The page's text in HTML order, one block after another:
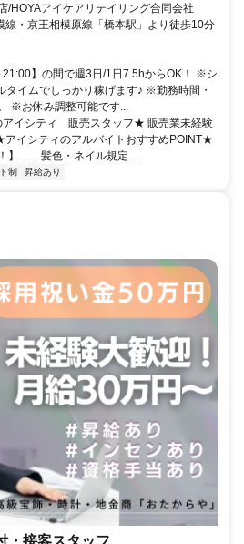
ム／正社員登用あり／20代30代40代中心
昇給あり（年2回）
HOYAアイケアリテイリング合同会社
・相模線・京王相模原線「橋本駅」より徒歩10分
】の間で週3日/1日7.5hからOK！ ※シ
イムでしっかり稼げます♪ ※勤務時間・
※お休み調整可能です...
イシティ 販売スタッフ★ 販売業未経験
イシティのアルバイトおすすめPOINT★
.......髪色・ネイル規定...
制 昇給あり
・接客スタッフ